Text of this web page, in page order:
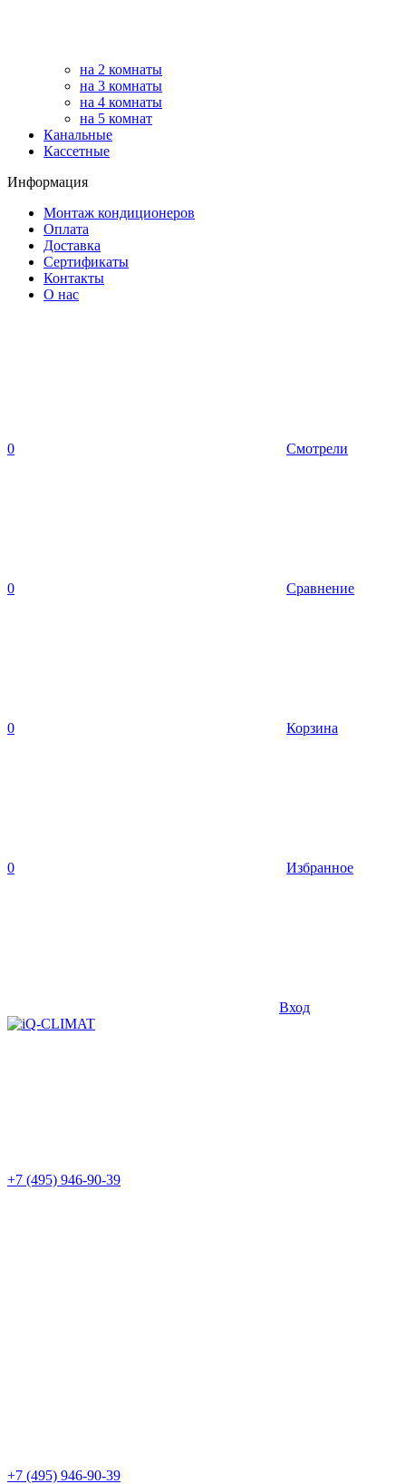
на 2 комнаты
на 3 комнаты
на 4 комнаты
на 5 комнат
Канальные
Кассетные
Информация
Монтаж кондиционеров
Оплата
Доставка
Сертификаты
Контакты
О нас
0 Смотрели
0 Сравнение
0 Корзина
0 Избранное
Вход
+7 (495) 946-90-39
+7 (495) 946-90-39